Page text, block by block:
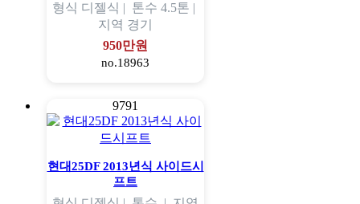
형식 디젤식 | 톤수 4.5톤 |
지역 경기
950만원
no.18963
9791
현대25DF 2013년식 사이드시
프트